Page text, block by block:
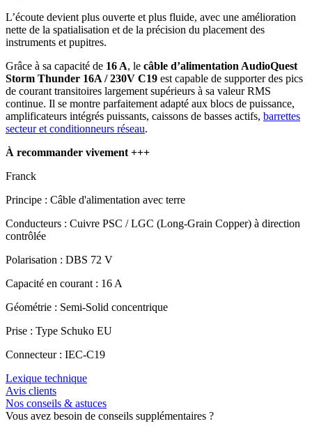
L’écoute devient plus ouverte et plus fluide, avec une amélioration
nette de la spatialisation et de la précision du placement des
instruments et pupitres.
Grâce à sa capacité de 16 A, le câble d’alimentation AudioQuest
Storm Thunder 16A / 230V C19 est capable de supporter des pics
de courant transitoires largement supérieurs à sa valeur RMS
continue. Il se montre parfaitement adapté aux blocs de puissance,
amplificateurs intégrés puissants, caissons de basses actifs, barrettes
secteur et conditionneurs réseau.
À recommander vivement +++
Franck
Principe : Câble d'alimentation avec terre
Conducteurs : Cuivre PSC / LGC (Long-Grain Copper) à direction
contrôlée
Polarisation : DBS 72 V
Capacité en courant : 16 A
Géométrie : Semi-Solid concentrique
Prise : Type Schuko EU
Connecteur : IEC-C19
Lexique technique
Avis clients
Nos conseils & astuces
Vous avez besoin de conseils supplémentaires ?